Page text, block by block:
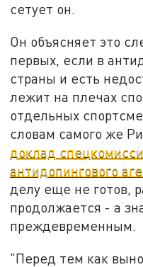
сетует он.
Он объясняет это
первых, если в
страны и есть
лежит на плечах
отдельных
словам самого же
доклад
антидопингового
делу еще не готов,
продолжается - а
преждевременным.
"Перед тем как